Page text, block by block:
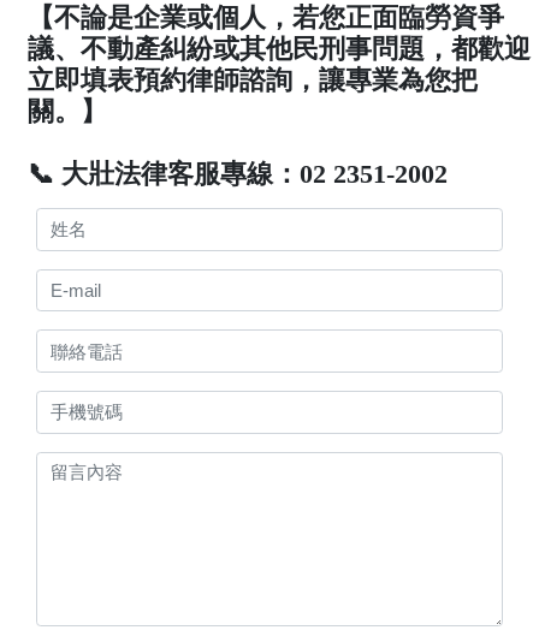
【不論是企業或個人，若您正面臨勞資爭
議、不動產糾紛或其他民刑事問題，都歡迎
立即填表預約律師諮詢，讓專業為您把
關。】
📞 大壯法律客服專線：02 2351-2002